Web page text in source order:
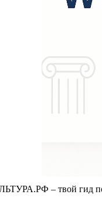
– твой гид по